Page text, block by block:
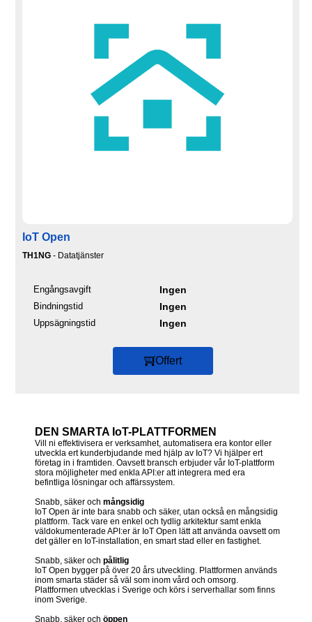
IoT Open
TH1NG - Datatjänster
Engångsavgift Ingen
Bindningstid Ingen
Uppsägningstid Ingen
Offert
DEN SMARTA IoT-PLATTFORMEN
Vill ni effektivisera er verksamhet, automatisera era kontor eller
utveckla ert kunderbjudande med hjälp av IoT? Vi hjälper ert
företag in i framtiden. Oavsett bransch erbjuder vår IoT-plattform
stora möjligheter med enkla API:er att integrera med era
befintliga lösningar och affärssystem.
Snabb, säker och mångsidig
IoT Open är inte bara snabb och säker, utan också en mångsidig
plattform. Tack vare en enkel och tydlig arkitektur samt enkla
väldokumenterade API:er är IoT Open lätt att använda oavsett om
det gäller en IoT-installation, en smart stad eller en fastighet.
Snabb, säker och pålitlig
IoT Open bygger på över 20 års utveckling. Plattformen används
inom smarta städer så väl som inom vård och omsorg.
Plattformen utvecklas i Sverige och körs i serverhallar som finns
inom Sverige.
Snabb, säker och öppen